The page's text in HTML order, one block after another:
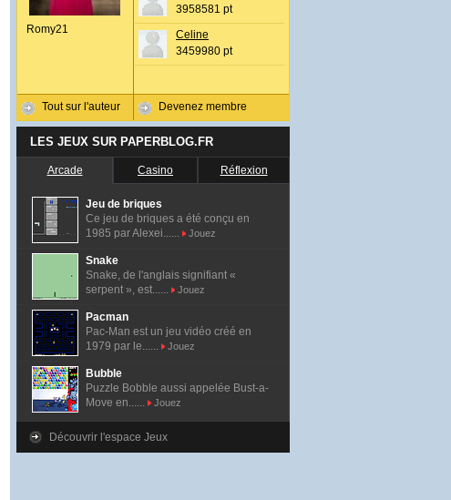
Romy21
Tout sur l'auteur
3958581 pt
Celine
3459980 pt
Devenez membre
LES JEUX SUR PAPERBLOG.FR
Arcade Casino Réflexion
Jeu de briques
Ce jeu de briques a été conçu en
1985 par Alexei......
Jouez
Snake
Snake, de l'anglais signifiant «
serpent », est......
Jouez
Pacman
Pac-Man est un jeu vidéo créé en
1979 par le......
Jouez
Bubble
Puzzle Bobble aussi appelée Bust-a-
Move en......
Jouez
Découvrir l'espace Jeux